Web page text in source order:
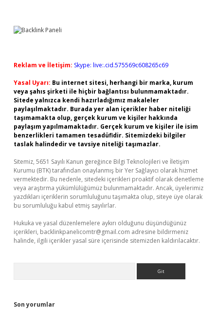
Reklam ve İletişim: Skype: live:.cid.575569c608265c69
Yasal Uyarı: Bu internet sitesi, herhangi bir marka, kurum
veya şahıs şirketi ile hiçbir bağlantısı bulunmamaktadır.
Sitede yalnızca kendi hazırladığımız makaleler
paylaşılmaktadır. Burada yer alan içerikler haber niteliği
taşımamakta olup, gerçek kurum ve kişiler hakkında
paylaşım yapılmamaktadır. Gerçek kurum ve kişiler ile isim
benzerlikleri tamamen tesadüfidir. Sitemizdeki bilgiler
taslak halindedir ve tavsiye niteliği taşımazlar.
Sitemiz, 5651 Sayılı Kanun gereğince Bilgi Teknolojileri ve İletişim
Kurumu (BTK) tarafından onaylanmış bir Yer Sağlayıcı olarak hizmet
vermektedir. Bu nedenle, sitedeki içerikleri proaktif olarak denetleme
veya araştırma yükümlülüğümüz bulunmamaktadır. Ancak, üyelerimiz
yazdıkları içeriklerin sorumluluğunu taşımakta olup, siteye üye olarak
bu sorumluluğu kabul etmiş sayılırlar.
Hukuka ve yasal düzenlemelere aykırı olduğunu düşündüğünüz
içerikleri, backlinkpanelicomtr@gmail.com adresine bildirmeniz
halinde, ilgili içerikler yasal süre içerisinde sitemizden kaldırılacaktır.
Son yorumlar